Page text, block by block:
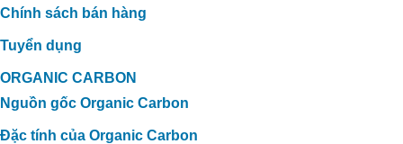
Chính sách bán hàng
Tuyển dụng
ORGANIC CARBON
Nguồn gốc Organic Carbon
Đặc tính của Organic Carbon